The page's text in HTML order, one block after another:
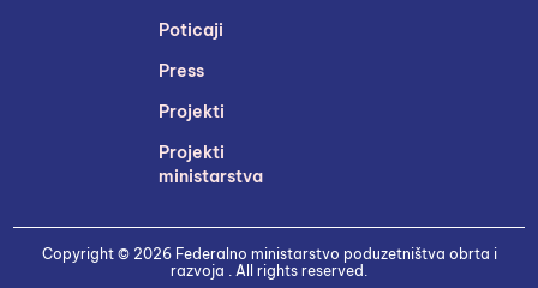
Poticaji
Press
Projekti
Projekti
ministarstva
Copyright © 2026 Federalno ministarstvo poduzetništva obrta i
razvoja . All rights reserved.